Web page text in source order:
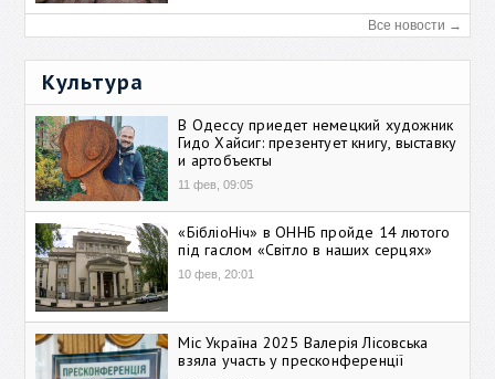
Все новости →
Культура
В Одессу приедет немецкий художник
Гидо Хайсиг: презентует книгу, выставку
и артобъекты
11 фев, 09:05
«БібліоНіч» в ОННБ пройде 14 лютого
під гаслом «Світло в наших серцях»
10 фев, 20:01
Міс Україна 2025 Валерія Лісовська
взяла участь у пресконференції